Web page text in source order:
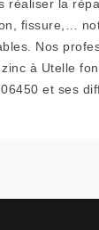
réaliser la
fissure,…
Nos
à Utelle
et ses